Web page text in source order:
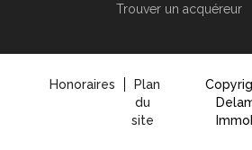
Trouver un acquéreur
Honoraires
Plan
du
site